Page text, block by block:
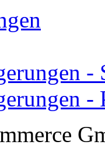
-
-